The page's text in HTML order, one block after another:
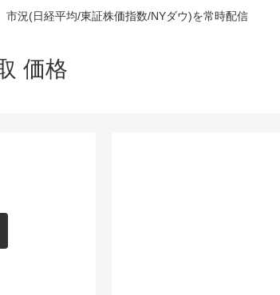
況(日経平均/東証株価指数/NYダウ)を常時配信
価格